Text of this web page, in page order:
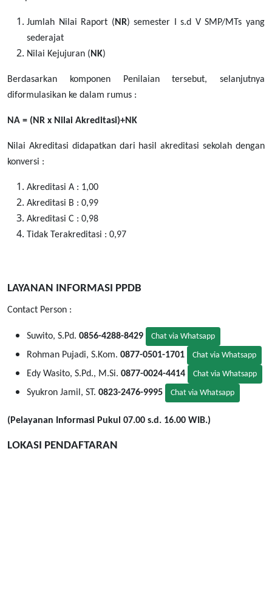
Jumlah Nilai Raport (NR) semester I s.d V SMP/MTs yang
sederajat
Nilai Kejujuran (NK)
Berdasarkan komponen Penilaian tersebut, selanjutnya
diformulasikan ke dalam rumus :
NA = (NR x Nilai Akreditasi)+NK
Nilai Akreditasi didapatkan dari hasil akreditasi sekolah dengan
konversi :
Akreditasi A : 1,00
Akreditasi B : 0,99
Akreditasi C : 0,98
Tidak Terakreditasi : 0,97
LAYANAN INFORMASI PPDB
Contact Person :
Suwito, S.Pd. 0856-4288-8429 Chat via Whatsapp
Rohman Pujadi, S.Kom. 0877-0501-1701 Chat via Whatsapp
Edy Wasito, S.Pd., M.Si. 0877-0024-4414 Chat via Whatsapp
Syukron Jamil, ST. 0823-2476-9995 Chat via Whatsapp
(Pelayanan Informasi Pukul 07.00 s.d. 16.00 WIB.)
LOKASI PENDAFTARAN